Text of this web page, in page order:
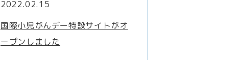
2022.02.15
国際小児がんデー特設サイトがオ
ープンしました